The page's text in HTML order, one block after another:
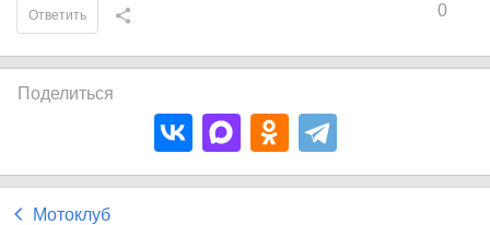
0
Ответить
Поделиться
Мотоклуб